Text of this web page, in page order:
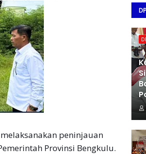
peninjauan
Provinsi Bengkulu.